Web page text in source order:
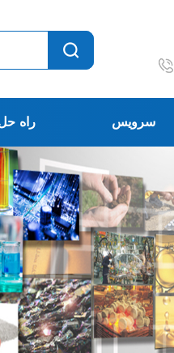
راه سرویس